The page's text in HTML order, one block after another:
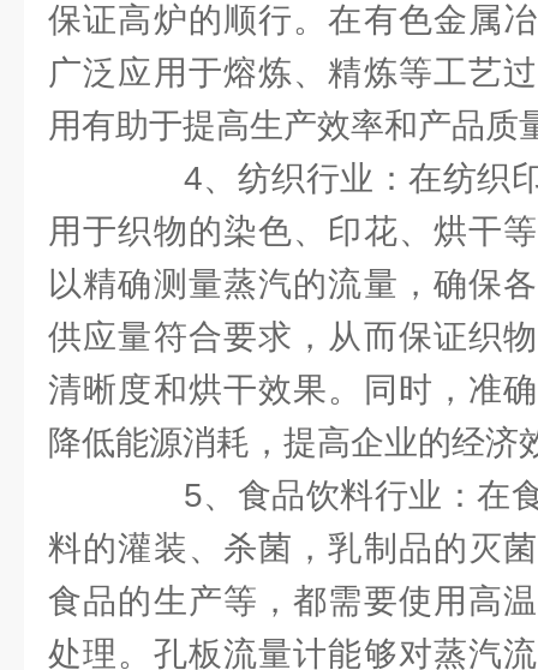
保证高炉的顺行。在有色金属
广泛应用于熔炼、精炼等工艺
用有助于提高生产效率和产品质
4、纺织行业：在纺织印
用于织物的染色、印花、烘干
以精确测量蒸汽的流量，确保
供应量符合要求，从而保证织
清晰度和烘干效果。同时，准
降低能源消耗，提高企业的经济
5、食品饮料行业：在食
料的灌装、杀菌，乳制品的灭
食品的生产等，都需要使用高
处理。孔板流量计能够对蒸汽